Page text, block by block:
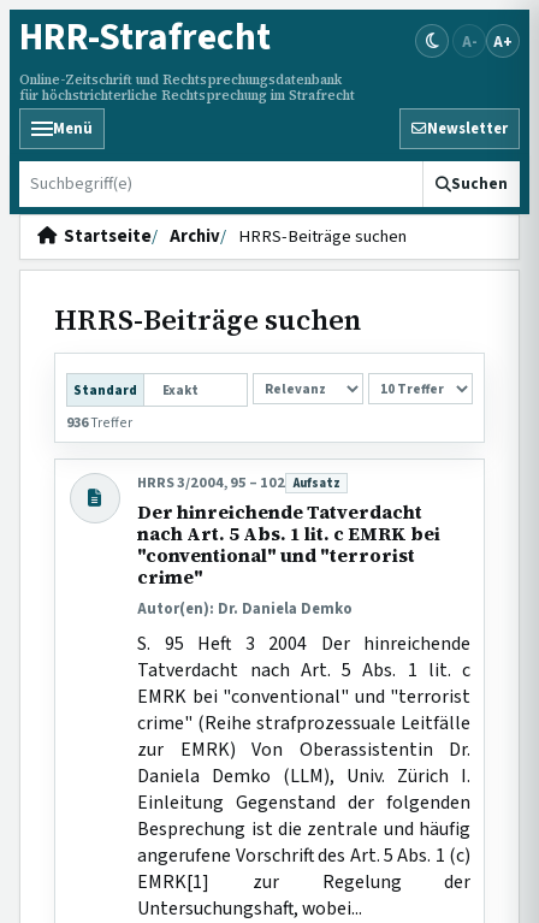
HRR-Strafrecht
Online-Zeitschrift und Rechtsprechungsdatenbank
für höchstrichterliche Rechtsprechung im Strafrecht
A- A+
Menü Newsletter
HRRS durchsuchen Suchen
Startseite Archiv HRRS-Beiträge suchen
HRRS-Beiträge suchen
Standard Exakt
SORTIERUNG
936Treffer
HRRS 3/2004, 95 – 102 Beitragsart:
Aufsatz
Der hinreichende Tatverdacht
nach Art. 5 Abs. 1 lit. c EMRK bei
"conventional" und "terrorist
crime"
Autor(en): Dr. Daniela Demko
S. 95 Heft 3 2004 Der hinreichende
Tatverdacht nach Art. 5 Abs. 1 lit. c
EMRK bei "conventional" und "terrorist
crime" (Reihe strafprozessuale Leitfälle
zur EMRK) Von Oberassistentin Dr.
Daniela Demko (LLM), Univ. Zürich I.
Einleitung Gegenstand der folgenden
Besprechung ist die zentrale und häufig
angerufene Vorschrift des Art. 5 Abs. 1 (c)
EMRK[1] zur Regelung der
Untersuchungshaft, wobei...